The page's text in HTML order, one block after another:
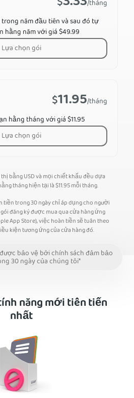
$11.95/tháng
hằng tháng với giá $11.95
Lựa chọn gói
/tháng
năm đầu tiên và sau đó tự
hằng năm với giá $49.99
Lựa chọn gói
bằng USD và mọi chiết khấu đều dựa
tháng hiện tại là$11.95mỗi tháng.
tiền trong 30 ngày chỉ áp dụng cho người
đăng ký được mua qua cửa hàng ứng
App Store), việc hoàn tiền sẽ tuân theo
kiện tương ứng của cửa hàng đó.
bảo vệ bởi chính sách đảm bảo
30 ngày của chúng tôi*
năng mới tiên tiến
nhất